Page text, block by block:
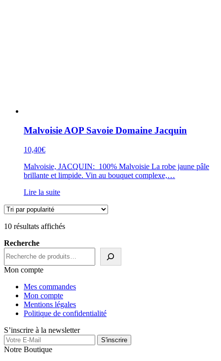
Malvoisie AOP Savoie Domaine Jacquin
10,40€
Malvoisie, JACQUIN: 100% Malvoisie La robe jaune pâle
brillante et limpide. Vin au bouquet complexe,…
Lire la suite
10 résultats affichésTrié
Recherche
Mon compte
Mes commandes
Mon compte
Mentions légales
Politique de confidentialité
S’inscrire à la newsletter
Notre Boutique